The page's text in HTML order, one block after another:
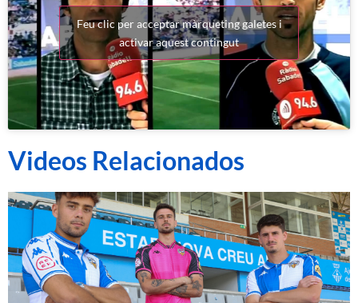
Feu clic per acceptar màrqueting galetes i
activar aquest contingut
Videos Relacionados